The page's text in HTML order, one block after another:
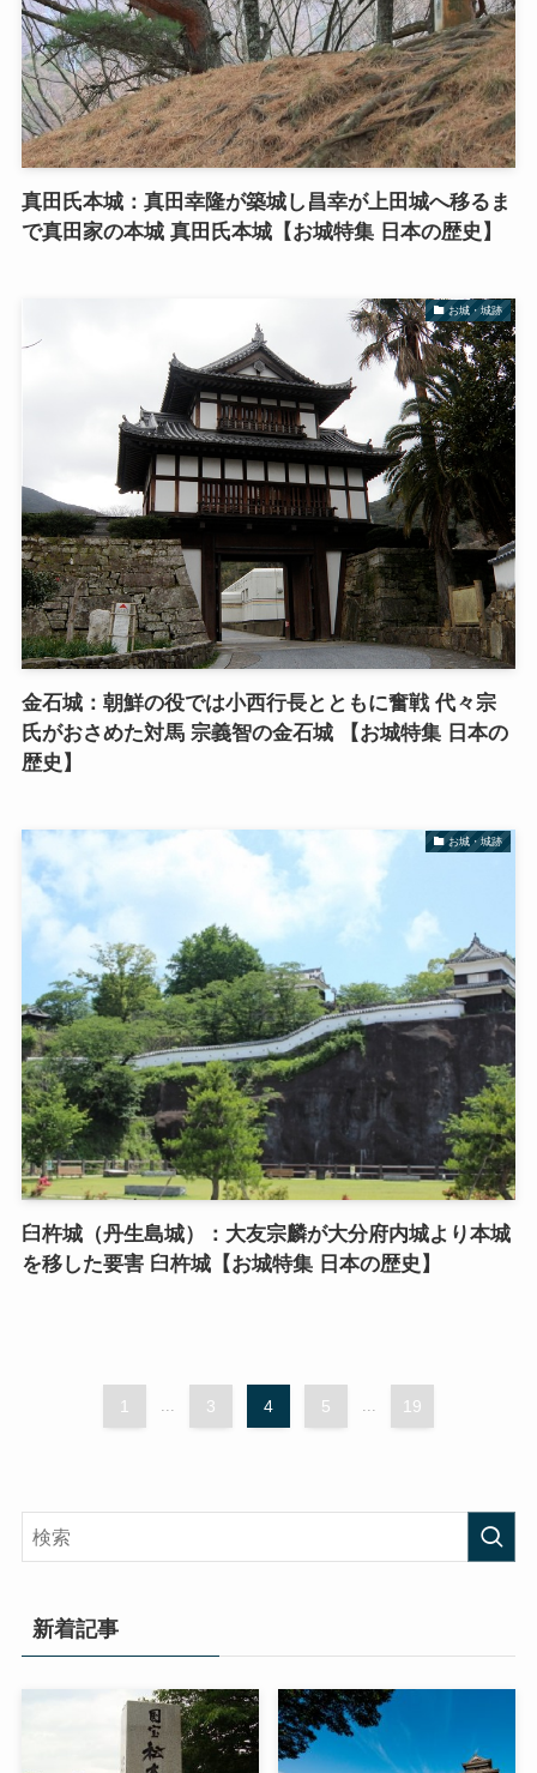
真田氏本城：真田幸隆が築城し昌幸が上田城へ移るま
で真田家の本城 真田氏本城【お城特集 日本の歴史】
お城・城跡
金石城：朝鮮の役では小西行長とともに奮戦 代々宗
氏がおさめた対馬 宗義智の金石城 【お城特集 日本の
歴史】
お城・城跡
臼杵城（丹生島城）：大友宗麟が大分府内城より本城
を移した要害 臼杵城【お城特集 日本の歴史】
1 3 4 5 19
新着記事